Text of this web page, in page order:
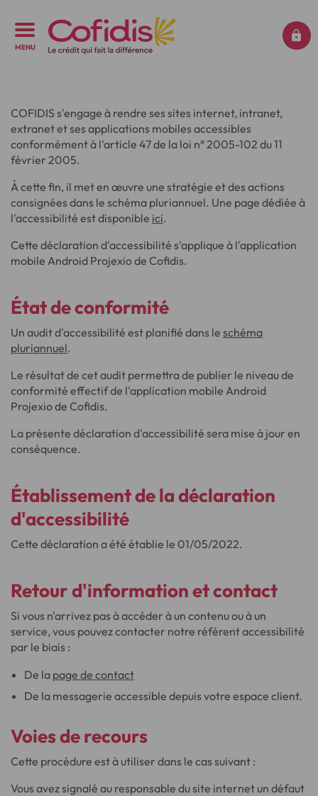
MENU
COFIDIS s'engage à rendre ses sites internet, intranet,
extranet et ses applications mobiles accessibles
conformément à l'article 47 de la loi n° 2005-102 du 11
février 2005.
À cette fin, il met en œuvre une stratégie et des actions
consignées dans le schéma pluriannuel. Une page dédiée à
l'accessibilité est disponible ici.
Cette déclaration d'accessibilité s'applique à l'application
mobile Android Projexio de Cofidis.
État de conformité
Un audit d'accessibilité est planifié dans le schéma
pluriannuel.
Le résultat de cet audit permettra de publier le niveau de
conformité effectif de l'application mobile Android
Projexio de Cofidis.
La présente déclaration d'accessibilité sera mise à jour en
conséquence.
Établissement de la déclaration
d'accessibilité
Cette déclaration a été établie le 01/05/2022.
Retour d'information et contact
Si vous n'arrivez pas à accéder à un contenu ou à un
service, vous pouvez contacter notre référent accessibilité
par le biais :
De la page de contact
De la messagerie accessible depuis votre espace client.
Voies de recours
Cette procédure est à utiliser dans le cas suivant :
Vous avez signalé au responsable du site internet un défaut